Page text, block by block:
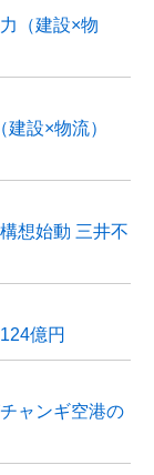
（建設×物
設×物流）
想始動 三井不
億円
ャンギ空港の